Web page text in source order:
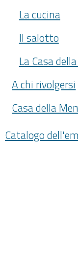
La cucina
Il salotto
La Casa
A chi rivolgersi
Casa della
Catalogo